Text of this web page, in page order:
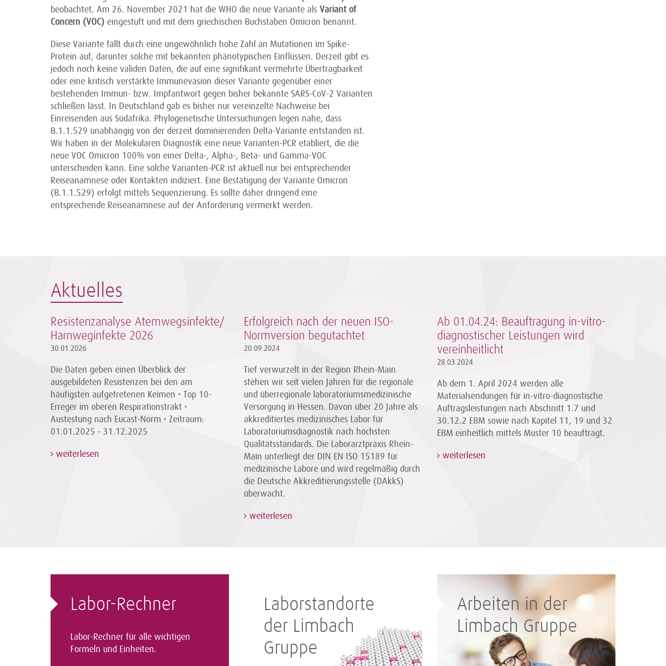
beobachtet. Am 26. November 2021 hat die WHO die neue Variante als Variant of
Concern (VOC) eingestuft und mit dem griechischen Buchstaben Omicron benannt.
Diese Variante fällt durch eine ungewöhnlich hohe Zahl an Mutationen im Spike-
Protein auf, darunter solche mit bekannten phänotypischen Einflüssen. Derzeit gibt es
jedoch noch keine validen Daten, die auf eine signifikant vermehrte Übertragbarkeit
oder eine kritisch verstärkte Immunevasion dieser Variante gegenüber einer
bestehenden Immun- bzw. Impfantwort gegen bisher bekannte SARS-CoV-2 Varianten
schließen lässt. In Deutschland gab es bisher nur vereinzelte Nachweise bei
Einreisenden aus Südafrika. Phylogenetische Untersuchungen legen nahe, dass
B.1.1.529 unabhängig von der derzeit dominierenden Delta-Variante entstanden ist.
Wir haben in der Molekularen Diagnostik eine neue Varianten-PCR etabliert, die die
neue VOC Omicron 100% von einer Delta-, Alpha-, Beta- und Gamma-VOC
unterscheiden kann. Eine solche Varianten-PCR ist aktuell nur bei entsprechender
Reiseanamnese oder Kontakten indiziert. Eine Bestätigung der Variante Omicron
(B.1.1.529) erfolgt mittels Sequenzierung. Es sollte daher dringend eine
entsprechende Reiseanamnese auf der Anforderung vermerkt werden.
Aktuelles
Resistenzanalyse Atemwegsinfekte/
Harnweginfekte 2026
30.01.2026
Die Daten geben einen Überblick der
ausgebildeten Resistenzen bei den am
häufigsten aufgetretenen Keimen • Top 10-
Erreger im oberen Respirationstrakt •
Austestung nach Eucast-Norm • Zeitraum:
01.01.2025 - 31.12.2025
weiterlesen
Erfolgreich nach der neuen ISO-
Normversion begutachtet
20.09.2024
Tief verwurzelt in der Region Rhein-Main
stehen wir seit vielen Jahren für die regionale
und überregionale laboratoriumsmedizinische
Versorgung in Hessen. Davon über 20 Jahre als
akkreditiertes medizinisches Labor für
Laboratoriumsdiagnostik nach höchsten
Qualitätsstandards. Die Laborarztpraxis Rhein-
Main unterliegt der DIN EN ISO 15189 für
medizinische Labore und wird regelmäßig durch
die Deutsche Akkreditierungsstelle (DAkkS)
überwacht.
weiterlesen
Ab 01.04.24: Beauftragung in-vitro-
diagnostischer Leistungen wird
vereinheitlicht
28.03.2024
Ab dem 1. April 2024 werden alle
Materialsendungen für in-vitro-diagnostische
Auftragsleistungen nach Abschnitt 1.7 und
30.12.2 EBM sowie nach Kapitel 11, 19 und 32
EBM einheitlich mittels Muster 10 beauftragt.
weiterlesen
Labor-Rechner
Labor-Rechner für alle wichtigen
Formeln und Einheiten.
Laborstandorte
der Limbach
Gruppe
Arbeiten in der
Limbach Gruppe